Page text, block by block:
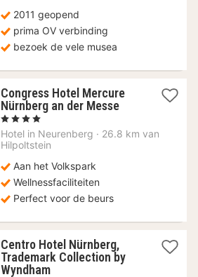
€
2011 geopend
prima OV verbinding
bezoek de vele musea
Congress Hotel Mercure
Nürnberg an der Messe1
vanaf
, 4 Sterren
Hotel in Neurenberg · 26.8 km van
Hilpoltstein
Aan het Volkspark
Wellnessfaciliteiten
Perfect voor de beurs
Centro Hotel Nürnberg,
Trademark Collection by
Wyndham1